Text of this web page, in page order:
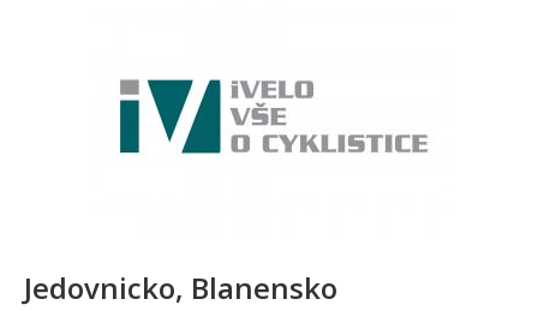
Jedovnicko, Blanensko